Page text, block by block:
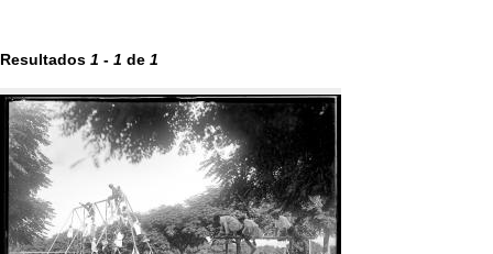
Resultados 1 - 1 de 1